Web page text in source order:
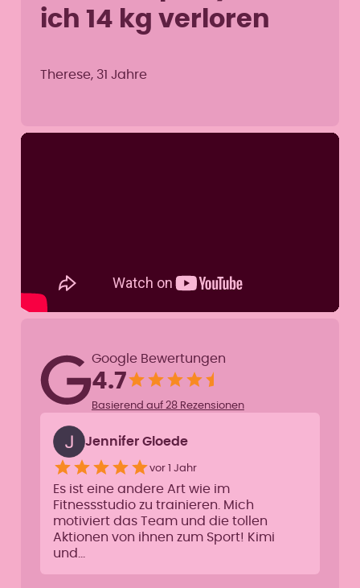
ich 14 kg verloren
Therese, 31 Jahre
Google Bewertungen
4.7
Basierend auf 28 Rezensionen
Jennifer Gloede
vor 1 Jahr
Es ist eine andere Art wie im
Fitnessstudio zu trainieren. Mich
motiviert das Team und die tollen
Aktionen von ihnen zum Sport! Kimi
und…